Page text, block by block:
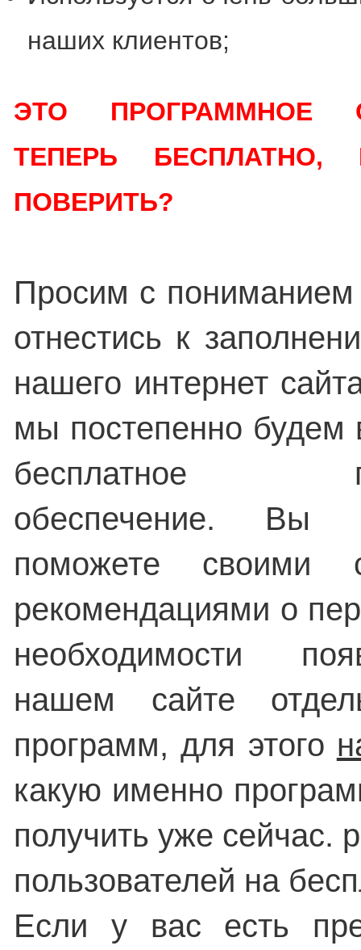
наших клиентов;
ЭТО ПРОГРАММНОЕ
ТЕПЕРЬ
ПОВЕРИТЬ?
Просим с
отнестись к
нашего интернет
мы постепенно будем
бесплатное
обеспечение. Вы
поможете своими
рекомендациями о
необходимости
нашем сайте
программ, для этого
какую именно
получить уже сейчас.
пользователей на
Если у вас есть